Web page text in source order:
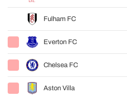
Fulham FC
Everton FC
Chelsea FC
Aston Villa